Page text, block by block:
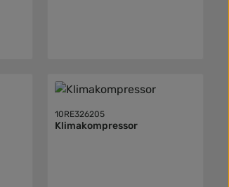
10RE326205
Klimakompressor